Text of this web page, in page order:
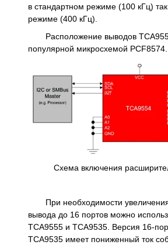
в стандартном режиме (100 кГц)
режиме (400 кГц).
Расположение выводов
популярной микросхемой PCF8574.
Схема включения
При необходимости
вывода до 16 портов можно
TCA9555 и TCA9535. Версия 16-
TCA9535 имеет пониженный ток